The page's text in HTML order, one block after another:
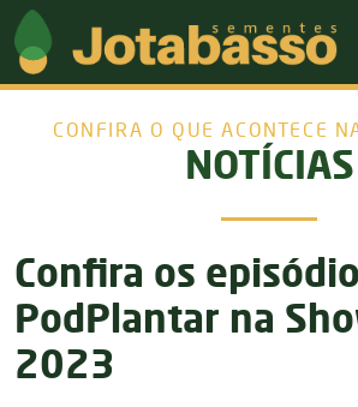
Ir para o
Ir para o
CONFIRA O QUE ACONTECE
NOTÍCIAS
Confira os
PodPlantar na
2023